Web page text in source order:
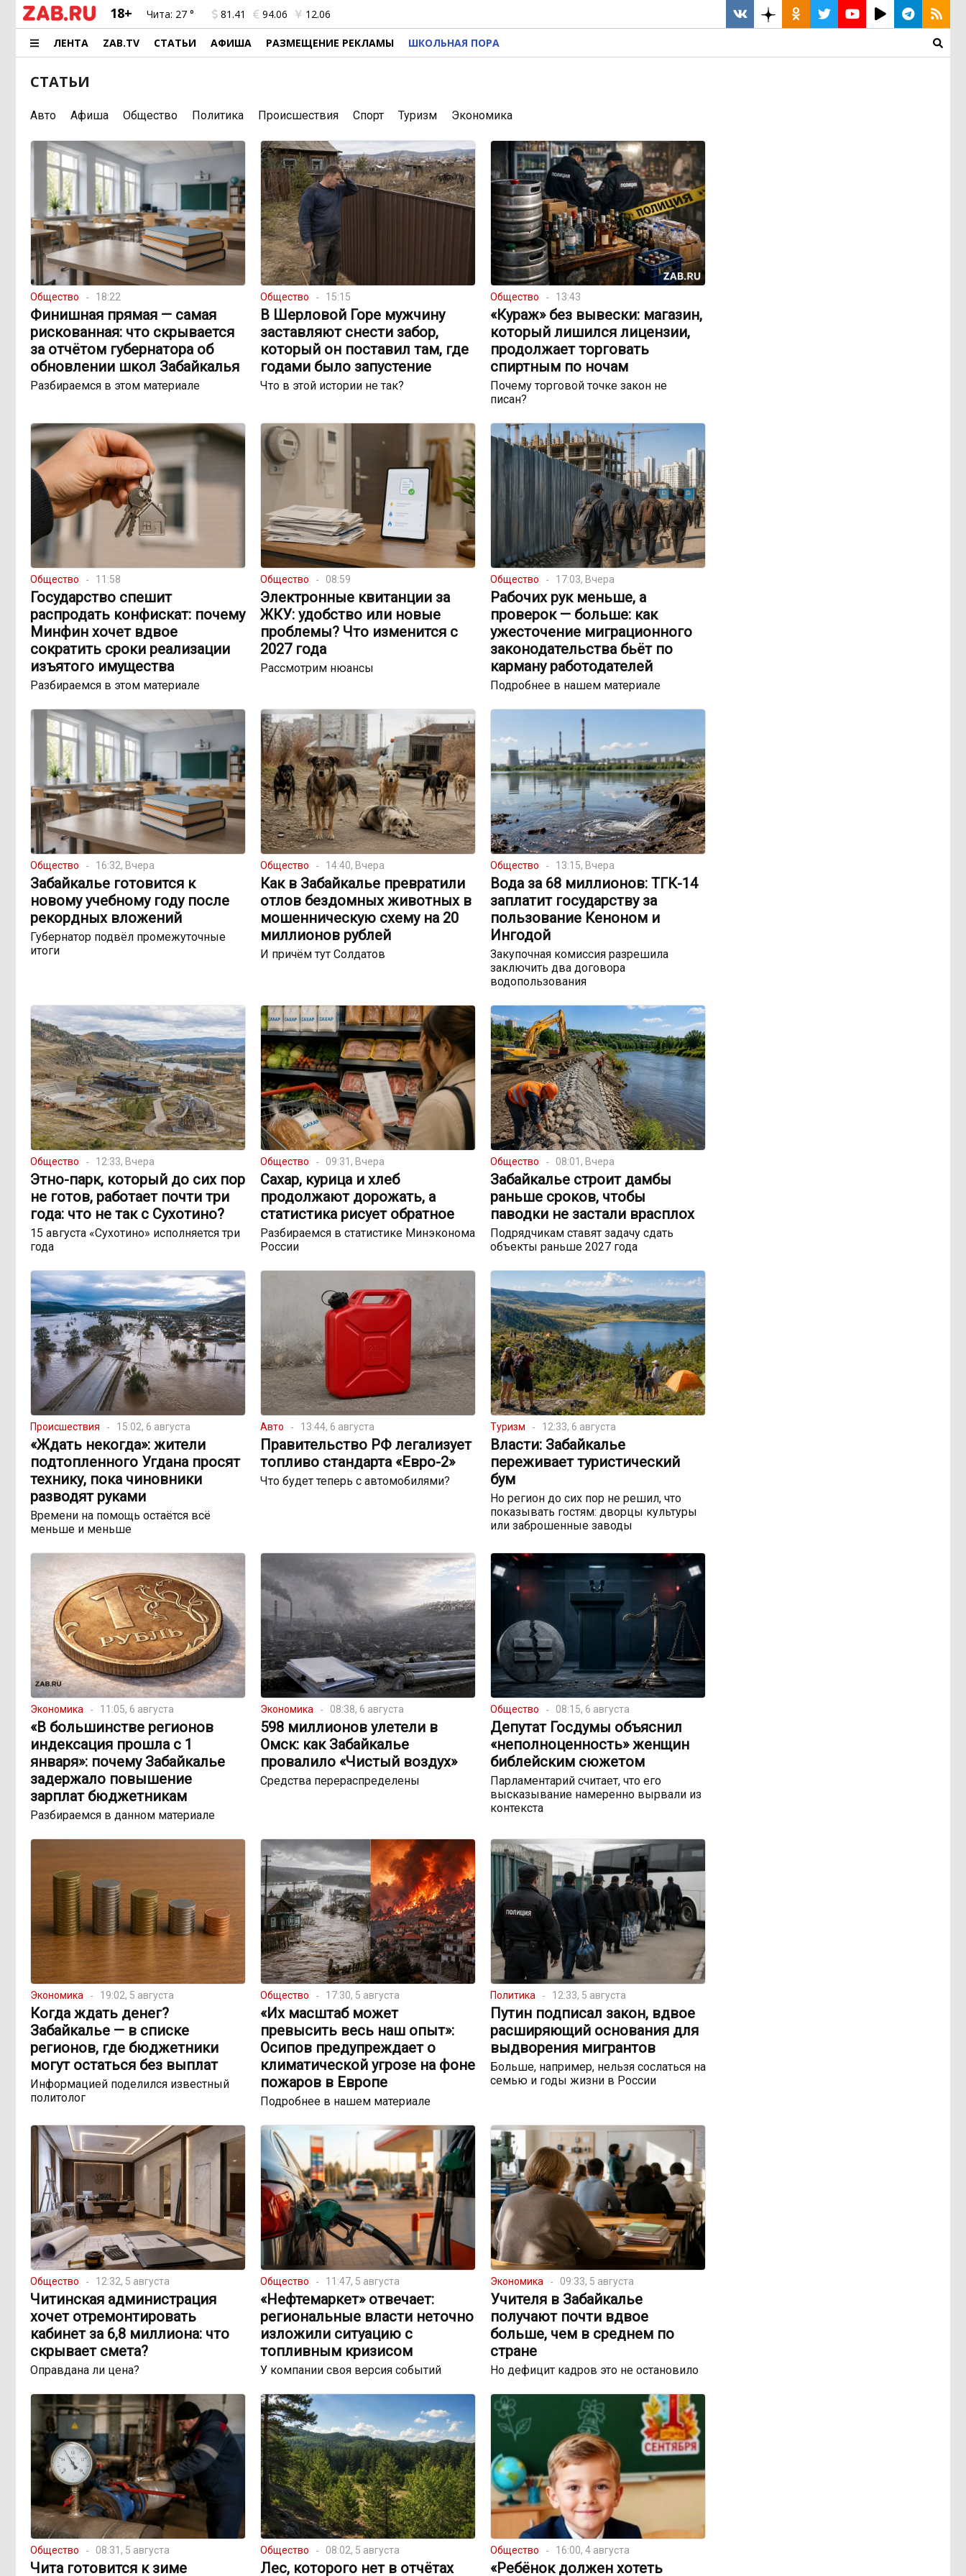
18+ Чита: 27 ° 81.41 94.06 12.06
ЛЕНТА ZAB.TV СТАТЬИ АФИША РАЗМЕЩЕНИЕ РЕКЛАМЫ ШКОЛЬНАЯ ПОРА
СТАТЬИ
Авто Афиша Общество Политика Происшествия Спорт Туризм Экономика
Общество 18:22
Финишная прямая — самая
рискованная: что скрывается
за отчётом губернатора об
обновлении школ Забайкалья
Разбираемся в этом материале
Общество 15:15
В Шерловой Горе мужчину
заставляют снести забор,
который он поставил там, где
годами было запустение
Что в этой истории не так?
Общество 13:43
«Кураж» без вывески: магазин,
который лишился лицензии,
продолжает торговать
спиртным по ночам
Почему торговой точке закон не
писан?
Общество 11:58
Государство спешит
распродать конфискат: почему
Минфин хочет вдвое
сократить сроки реализации
изъятого имущества
Разбираемся в этом материале
Общество 08:59
Электронные квитанции за
ЖКУ: удобство или новые
проблемы? Что изменится с
2027 года
Рассмотрим нюансы
Общество 17:03, Вчера
Рабочих рук меньше, а
проверок — больше: как
ужесточение миграционного
законодательства бьёт по
карману работодателей
Подробнее в нашем материале
Общество 16:32, Вчера
Забайкалье готовится к
новому учебному году после
рекордных вложений
Губернатор подвёл промежуточные
итоги
Общество 14:40, Вчера
Как в Забайкалье превратили
отлов бездомных животных в
мошенническую схему на 20
миллионов рублей
И причём тут Солдатов
Общество 13:15, Вчера
Вода за 68 миллионов: ТГК-14
заплатит государству за
пользование Кеноном и
Ингодой
Закупочная комиссия разрешила
заключить два договора
водопользования
Общество 12:33, Вчера
Этно-парк, который до сих пор
не готов, работает почти три
года: что не так с Сухотино?
15 августа «Сухотино» исполняется три
года
Общество 09:31, Вчера
Сахар, курица и хлеб
продолжают дорожать, а
статистика рисует обратное
Разбираемся в статистике Минэконома
России
Общество 08:01, Вчера
Забайкалье строит дамбы
раньше сроков, чтобы
паводки не застали врасплох
Подрядчикам ставят задачу сдать
объекты раньше 2027 года
Происшествия 15:02, 6 августа
«Ждать некогда»: жители
подтопленного Угдана просят
технику, пока чиновники
разводят руками
Времени на помощь остаётся всё
меньше и меньше
Авто 13:44, 6 августа
Правительство РФ легализует
топливо стандарта «Евро-2»
Что будет теперь с автомобилями?
Туризм 12:33, 6 августа
Власти: Забайкалье
переживает туристический
бум
Но регион до сих пор не решил, что
показывать гостям: дворцы культуры
или заброшенные заводы
Экономика 11:05, 6 августа
«В большинстве регионов
индексация прошла с 1
января»: почему Забайкалье
задержало повышение
зарплат бюджетникам
Разбираемся в данном материале
Экономика 08:38, 6 августа
598 миллионов улетели в
Омск: как Забайкалье
провалило «Чистый воздух»
Средства перераспределены
Общество 08:15, 6 августа
Депутат Госдумы объяснил
«неполноценность» женщин
библейским сюжетом
Парламентарий считает, что его
высказывание намеренно вырвали из
контекста
Экономика 19:02, 5 августа
Когда ждать денег?
Забайкалье — в списке
регионов, где бюджетники
могут остаться без выплат
Информацией поделился известный
политолог
Общество 17:30, 5 августа
«Их масштаб может
превысить весь наш опыт»:
Осипов предупреждает о
климатической угрозе на фоне
пожаров в Европе
Подробнее в нашем материале
Политика 12:33, 5 августа
Путин подписал закон, вдвое
расширяющий основания для
выдворения мигрантов
Больше, например, нельзя сослаться на
семью и годы жизни в России
Общество 12:32, 5 августа
Читинская администрация
хочет отремонтировать
кабинет за 6,8 миллиона: что
скрывает смета?
Оправдана ли цена?
Общество 11:47, 5 августа
«Нефтемаркет» отвечает:
региональные власти неточно
изложили ситуацию с
топливным кризисом
У компании своя версия событий
Экономика 09:33, 5 августа
Учителя в Забайкалье
получают почти вдвое
больше, чем в среднем по
стране
Но дефицит кадров это не остановило
Общество 08:31, 5 августа
Чита готовится к зиме
Общество 08:02, 5 августа
Лес, которого нет в отчётах
Общество 16:00, 4 августа
«Ребёнок должен хотеть